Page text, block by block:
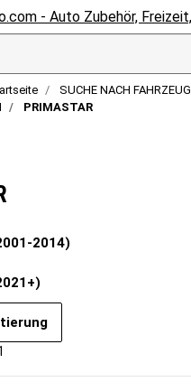
SUCHE NACH FAHRZEUG
PRIMASTAR
2014)